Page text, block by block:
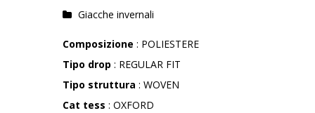
Giacche invernali
Composizione : POLIESTERE
Tipo drop : REGULAR FIT
Tipo struttura : WOVEN
Cat tess : OXFORD